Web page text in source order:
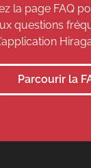
la page FAQ
questions
Parcourir la